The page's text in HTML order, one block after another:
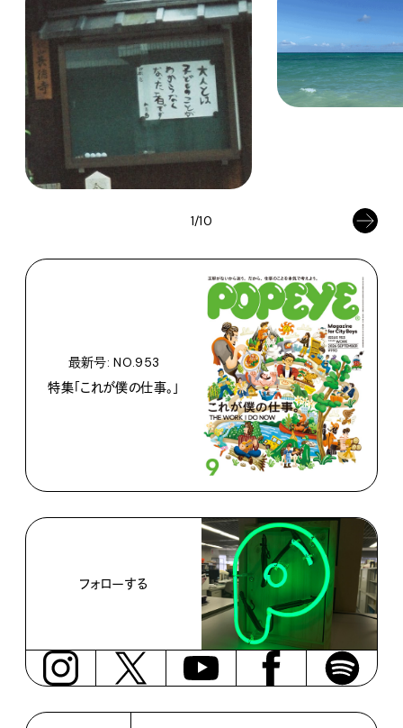
1/10
最新号: NO.953
特集「これが僕の仕事。」
フォローする